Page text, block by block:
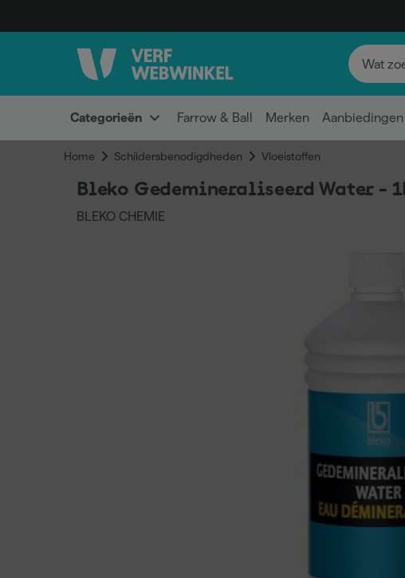
Categorieën Farrow & Ball Merken Aanbiedingen
Home Schildersbenodigdheden Vloeistoffen
Bleko Gedemineraliseerd Water -
BLEKO CHEMIE